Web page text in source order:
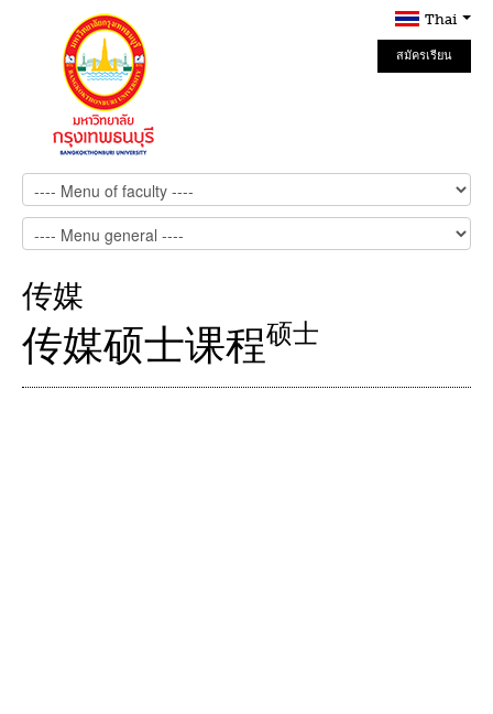
Thai
สมัครเรียน
Online
传媒
硕士
传媒硕士课程